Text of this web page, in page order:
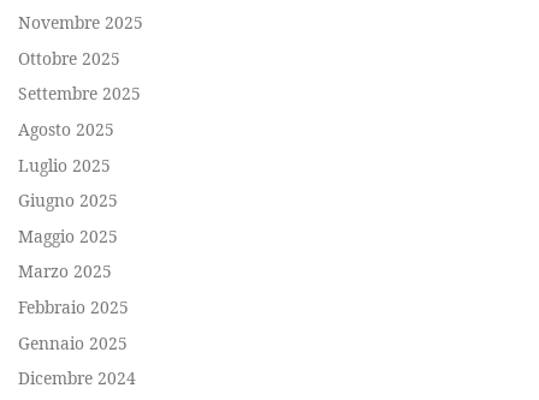
Novembre 2025
Ottobre 2025
Settembre 2025
Agosto 2025
Luglio 2025
Giugno 2025
Maggio 2025
Marzo 2025
Febbraio 2025
Gennaio 2025
Dicembre 2024